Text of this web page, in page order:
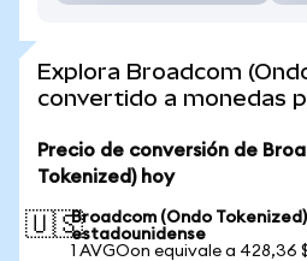
Explora Broadcom
convertido a monedas
Precio de conversión de
Tokenized) hoy
🇺🇸Broadcom (Ondo
estadounidense
1 AVGOon equivale a 428,36